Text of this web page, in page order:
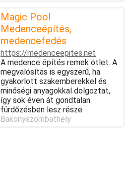
Magic Pool
Medenceépítés,
medencefedés
https://medenceepites.net
A medence építés remek ötlet. A
megvalósítás is egyszerű, ha
gyakorlott szakemberekkel és
minőségi anyagokkal dolgoztat,
így sok éven át gondtalan
fürdőzésben lesz része.
Bakonyszombathely